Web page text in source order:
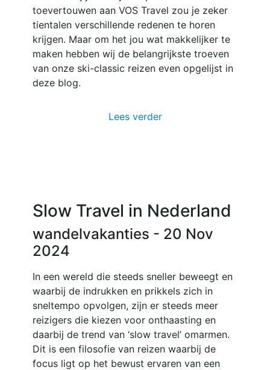
toevertouwen aan VOS Travel zou je zeker
tientalen verschillende redenen te horen
krijgen. Maar om het jou wat makkelijker te
maken hebben wij de belangrijkste troeven
van onze ski-classic reizen even opgelijst in
deze blog.
Lees verder
Slow Travel in Nederland
wandelvakanties - 20 Nov
2024
In een wereld die steeds sneller beweegt en
waarbij de indrukken en prikkels zich in
sneltempo opvolgen, zijn er steeds meer
reizigers die kiezen voor onthaasting en
daarbij de trend van ‘slow travel’ omarmen.
Dit is een filosofie van reizen waarbij de
focus ligt op het bewust ervaren van een